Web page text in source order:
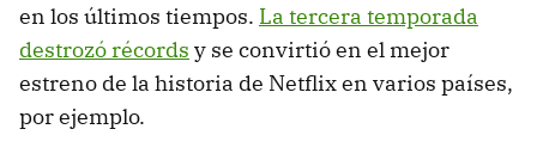
en los últimos tiempos. La tercera temporada
destrozó récords y se convirtió en el mejor
estreno de la historia de Netflix en varios países,
por ejemplo.